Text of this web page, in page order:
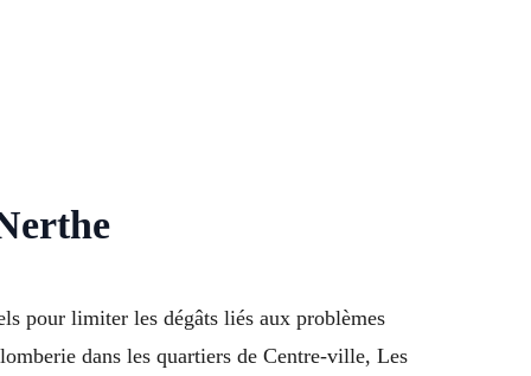
pour limiter les dégâts liés aux problèmes
dans les quartiers de Centre-ville, Les